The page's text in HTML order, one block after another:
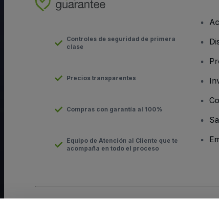
Controles de seguridad de primera
clase
Precios transparentes
Compras con garantía al 100%
Equipo de Atención al Cliente que te
acompaña en todo el proceso